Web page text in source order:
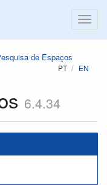
de Espaços
PT EN
6.4.34